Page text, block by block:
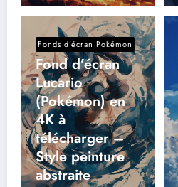
Fonds d’écran Pokémon
Fond d’écran
Lucario
(Pokémon) en
4K à
télécharger –
Style peinture
abstraite